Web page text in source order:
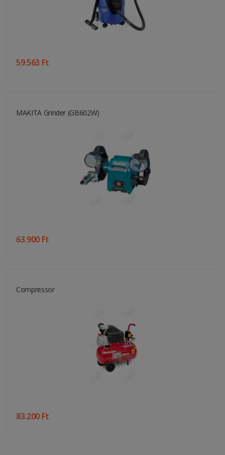
59.563 Ft
MAKITA Grinder (GB602W)
63.900 Ft
Compressor
83.200 Ft